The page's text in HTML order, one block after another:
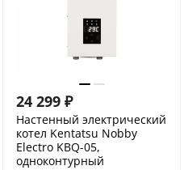
24 299 ₽
Настенный электрический
котел Kentatsu Nobby
Electro KBQ-05,
одноконтурный